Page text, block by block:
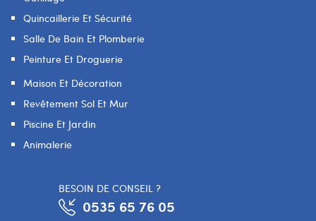
Quincaillerie Et Sécurité
Salle De Bain Et Plomberie
Peinture Et Droguerie
Maison Et Décoration
Revêtement Sol Et Mur
Piscine Et Jardin
Animalerie
BESOIN DE CONSEIL ?
0535 65 76 05